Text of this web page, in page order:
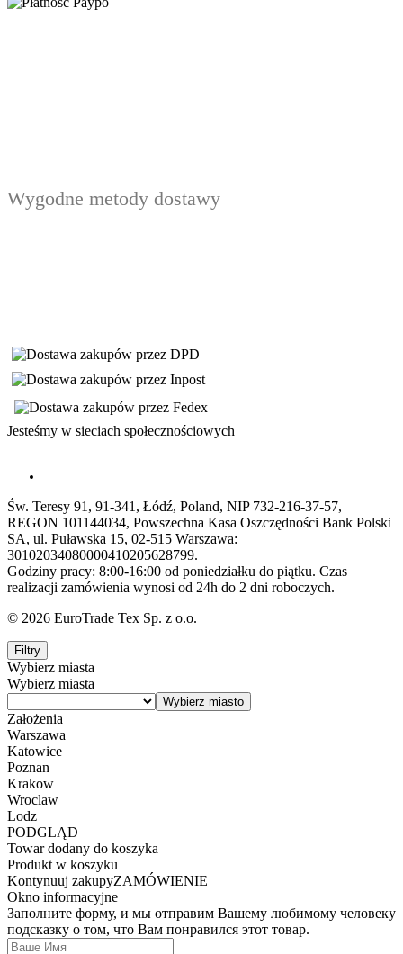
Wygodne metody dostawy
Jesteśmy w sieciach społecznościowych
Św. Teresy 91, 91-341, Łódź, Poland, NIP 732-216-37-57,
REGON 101144034, Powszechna Kasa Oszczędności Bank Polski
SA, ul. Puławska 15, 02-515 Warszawa:
30102034080000410205628799.
Godziny pracy: 8:00-16:00 od poniedziałku do piątku. Czas
realizacji zamówienia wynosi od 24h do 2 dni roboczych.
© 2026 EuroTrade Tex Sp. z o.o.
Filtry
Wybierz miasta
Wybierz miasta
Założenia
Warszawa
Katowice
Poznan
Krakow
Wroclaw
Lodz
PODGLĄD
Towar dodany do koszyka
Produkt w koszyku
Kontynuuj zakupyZAMÓWIENIE
Okno informacyjne
Заполните форму, и мы отправим Вашему любимому человеку
подсказку о том, что Вам понравился этот товар.